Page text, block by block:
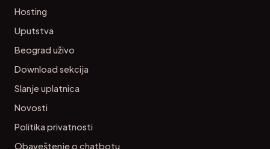
Hosting
Uputstva
Beograd uživo
Download sekcija
Slanje uplatnica
Novosti
Politika privatnosti
Obaveštenje o chatbotu